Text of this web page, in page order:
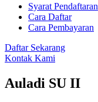
Syarat Pendaftaran
Cara Daftar
Cara Pembayaran
Daftar Sekarang
Kontak Kami
Auladi SU II